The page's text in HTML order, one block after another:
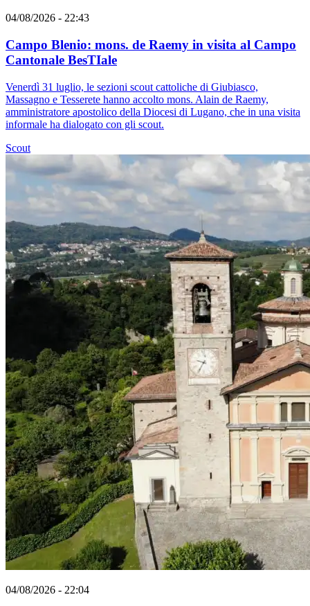
04/08/2026 - 22:43
Campo Blenio: mons. de Raemy in visita al Campo
Cantonale BesTIale
Venerdì 31 luglio, le sezioni scout cattoliche di Giubiasco,
Massagno e Tesserete hanno accolto mons. Alain de Raemy,
amministratore apostolico della Diocesi di Lugano, che in una visita
informale ha dialogato con gli scout.
Scout
04/08/2026 - 22:04